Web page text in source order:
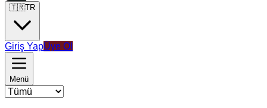
🇹🇷TR
Giriş YapÜye Ol
Menü